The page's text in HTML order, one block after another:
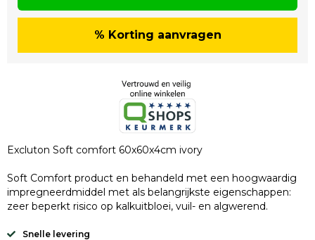
% Korting aanvragen
Excluton Soft comfort 60x60x4cm ivory
Soft Comfort product en behandeld met een hoogwaardig
impregneerdmiddel met als belangrijkste eigenschappen:
zeer beperkt risico op kalkuitbloei, vuil- en algwerend.
Snelle levering